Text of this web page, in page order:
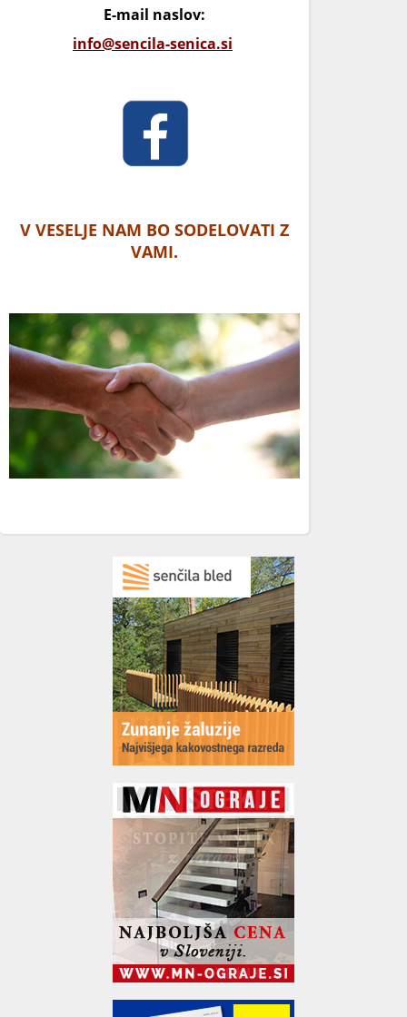
E-mail naslov:
info@sencila-senica.si
V VESELJE NAM BO SODELOVATI Z
VAMI.